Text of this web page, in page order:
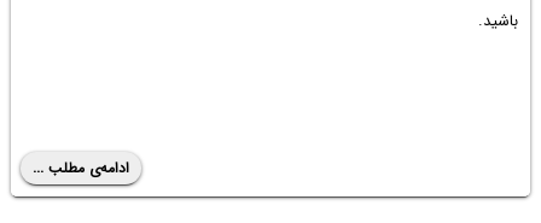
باشید.
ادامه‌ی مطلب ...